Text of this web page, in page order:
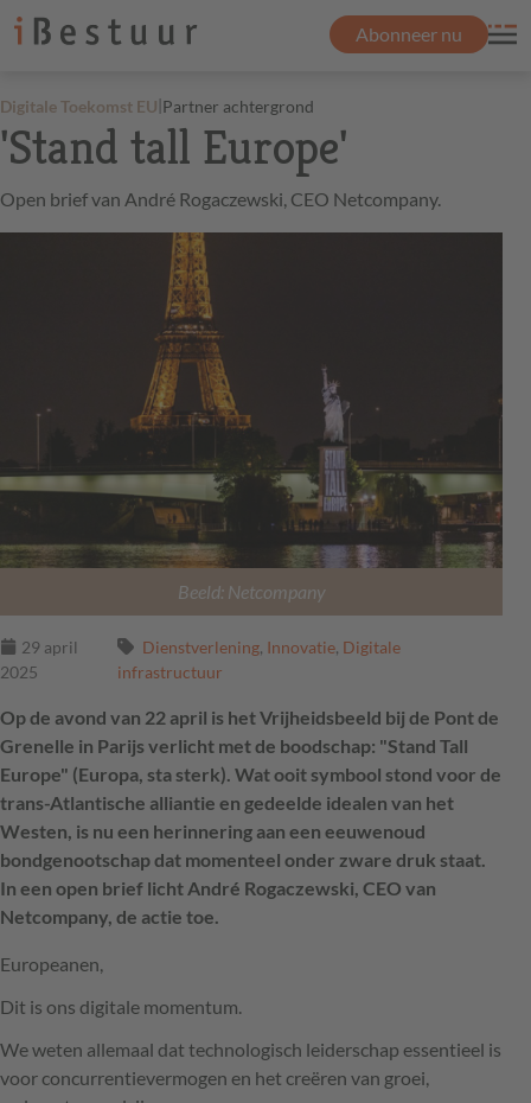
Abonneer nu
Digitale Toekomst EU|Partner achtergrond
'Stand tall Europe'
Open brief van André Rogaczewski, CEO Netcompany.
Beeld: Netcompany
29 april
2025
Dienstverlening, Innovatie, Digitale
infrastructuur
Op de avond van 22 april is het Vrijheidsbeeld bij de Pont de
Grenelle in Parijs verlicht met de boodschap: "Stand Tall
Europe" (Europa, sta sterk). Wat ooit symbool stond voor de
trans-Atlantische alliantie en gedeelde idealen van het
Westen, is nu een herinnering aan een eeuwenoud
bondgenootschap dat momenteel onder zware druk staat.
In een open brief licht André Rogaczewski, CEO van
Netcompany, de actie toe.
Europeanen,
Dit is ons digitale momentum.
We weten allemaal dat technologisch leiderschap essentieel is
voor concurrentievermogen en het creëren van groei,